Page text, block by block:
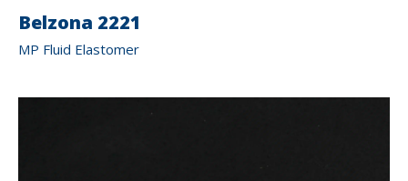
Belzona 2221
MP Fluid Elastomer